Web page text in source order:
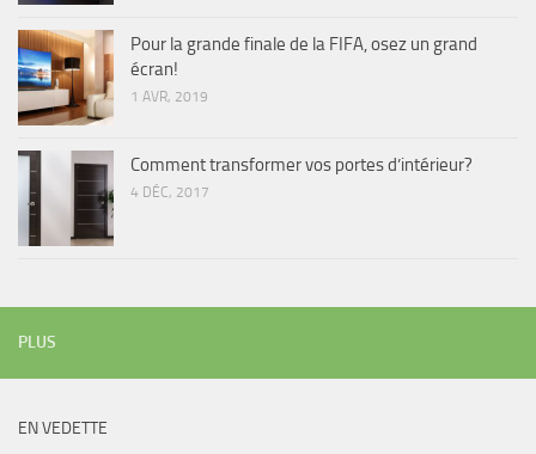
Pour la grande finale de la FIFA, osez un grand
écran!
1 AVR, 2019
Comment transformer vos portes d’intérieur?
4 DÉC, 2017
PLUS
EN VEDETTE